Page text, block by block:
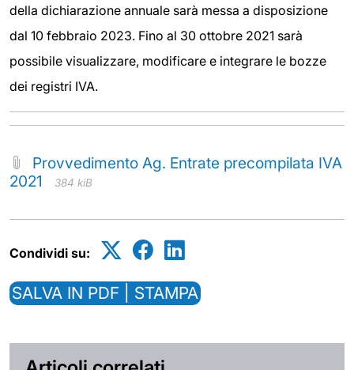
della dichiarazione annuale sarà messa a disposizione
dal 10 febbraio 2023. Fino al 30 ottobre 2021 sarà
possibile visualizzare, modificare e integrare le bozze
dei registri IVA.
Provvedimento Ag. Entrate precompilata IVA
2021
384 kiB
Condividi su:
SALVA IN PDF | STAMPA